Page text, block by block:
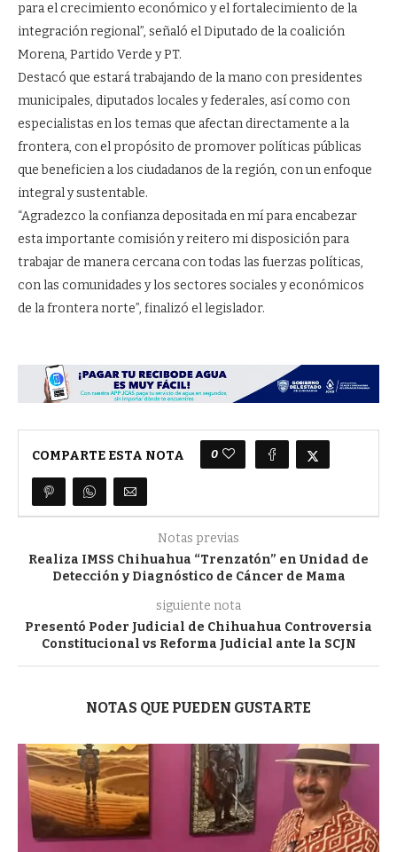
para el crecimiento económico y el fortalecimiento de la
integración regional”, señaló el Diputado de la coalición
Morena, Partido Verde y PT.
Destacó que estará trabajando de la mano con presidentes
municipales, diputados locales y federales, así como con
especialistas en los temas que afectan directamente a la
frontera, con el propósito de promover políticas públicas
que beneficien a los ciudadanos de la región, con un enfoque
integral y sustentable.
“Agradezco la confianza depositada en mí para encabezar
esta importante comisión y reitero mi disposición para
trabajar de manera cercana con todas las fuerzas políticas,
con las comunidades y los sectores sociales y económicos
de la frontera norte”, finalizó el legislador.
COMPARTE ESTA NOTA 0
Notas previas
Realiza IMSS Chihuahua “Trenzatón” en Unidad de
Detección y Diagnóstico de Cáncer de Mama
siguiente nota
Presentó Poder Judicial de Chihuahua Controversia
Constitucional vs Reforma Judicial ante la SCJN
NOTAS QUE PUEDEN GUSTARTE